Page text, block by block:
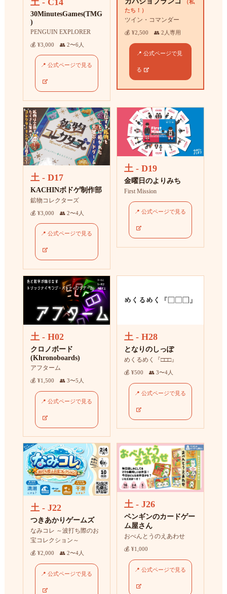
30MinutesGames(TMG
)
PENGUIN EXPLORER
💰 ¥3,000 👥 2〜6人
📍 公式ページで見る
（私
たち！）
ツイン・コマンダー
💰 ¥2,500 👥 2人専用
📍 公式ページで見
る
土 - D17
KACHINボドゲ制作部
鉱物コレクターズ
💰 ¥3,000 👥 2〜4人
📍 公式ページで見る
土 - D19
金曜日のよりみち
First Mission
📍 公式ページで見る
土 - H02
クロノボード
(Khronoboards)
アフターム
💰 ¥1,500 👥 3〜5人
📍 公式ページで見る
土 - H28
となりのしっぽ
めくるめく『□□□』
💰 ¥500 👥 3〜4人
📍 公式ページで見る
土 - J22
つきあかりゲームズ
なみコレ ～波打ち際のお
宝コレクション～
💰 ¥2,000 👥 2〜4人
📍 公式ページで見る
土 - J26
ペンギンのカードゲー
ム屋さん
おべんとうのえあわせ
💰 ¥1,000
📍 公式ページで見る